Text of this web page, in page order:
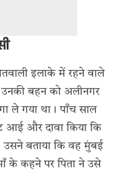
इलाके में रहने वाले
उनकी बहन को अलीनगर
ले गया था। पाँच साल
आई और दावा किया कि
बताया कि वह मुंबई
के कहने पर पिता ने उसे